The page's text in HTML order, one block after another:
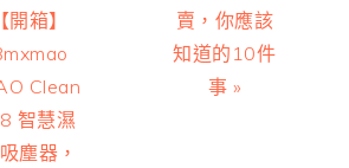
【開箱】
Clean
智慧濕
塵器，
Post:
賣，你應該
知道的10件
事 »